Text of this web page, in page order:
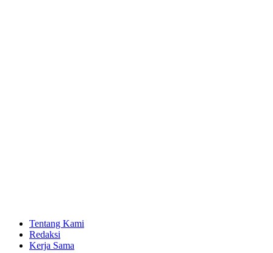
Tentang Kami
Redaksi
Kerja Sama